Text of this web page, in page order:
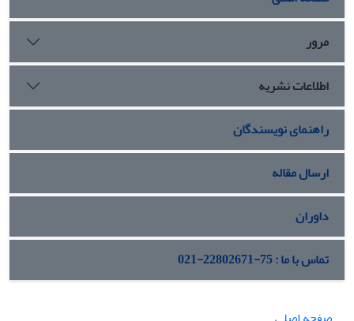
مرور
اطلاعات نشریه
راهنمای نویسندگان
ارسال مقاله
داوران
تماس با ما : 75-22802671-021